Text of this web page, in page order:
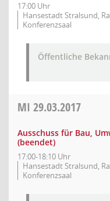
17:00 Uhr
Hansestadt Stralsund,
Konferenzsaal
Öffentliche
MI 29.03.2017
Ausschuss für Bau,
(beendet)
17:00-18:10 Uhr
Hansestadt Stralsund,
Konferenzsaal